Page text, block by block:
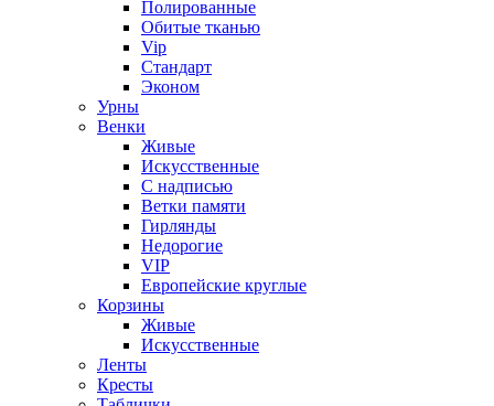
Полированные
Обитые тканью
Vip
Стандарт
Эконом
Урны
Венки
Живые
Искусственные
С надписью
Ветки памяти
Гирлянды
Недорогие
VIP
Европейские круглые
Корзины
Живые
Искусственные
Ленты
Кресты